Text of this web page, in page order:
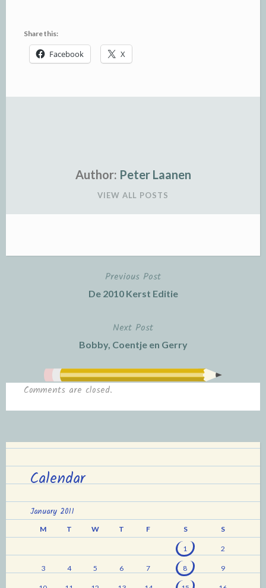
Share this:
Facebook X
Author: Peter Laanen
VIEW ALL POSTS
Previous Post
De 2010 Kerst Editie
Next Post
Bobby, Coentje en Gerry
Comments are closed.
Calendar
January 2011
M T W T F S S
1 2
3 4 5 6 7 8 9